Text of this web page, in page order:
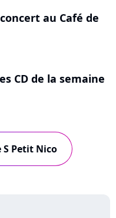
au Café de
CD de la semaine
Petit Nico